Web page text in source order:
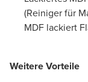
(Reiniger für
MDF lackiert
Weitere Vorteile